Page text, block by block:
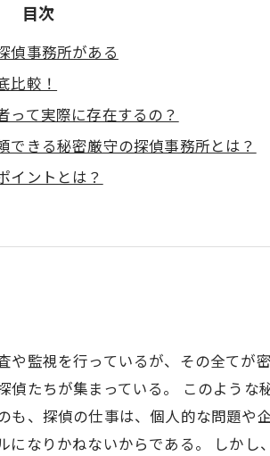
目次
偵事務所がある
比較！
って実際に存在するの？
できる秘密厳守の探偵事務所とは？
イントとは？
監視を行っているが、その全てが
たちが集まっている。 このような
、探偵の仕事は、個人的な問題や
なりかねないからである。 しかし